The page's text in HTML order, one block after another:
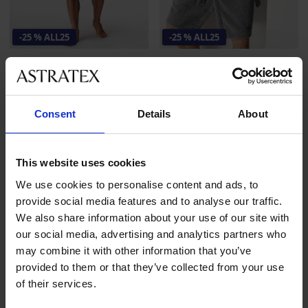
Consent Details About
This website uses cookies
We use cookies to personalise content and ads, to
provide social media features and to analyse our traffic.
We also share information about your use of our site with
our social media, advertising and analytics partners who
may combine it with other information that you’ve
provided to them or that they’ve collected from your use
of their services.
-25 % ALL25
Hřejivý bavlněný župan
MEN-A Terry dlouhý
1 399 Kč
-25 % ALL25
Pánský bavlněný župan
MEN-A Terry s kapucí
1 599 Kč